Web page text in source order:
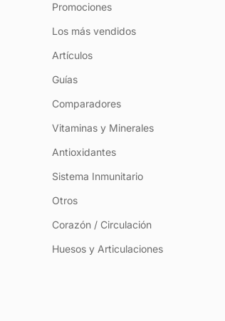
Promociones
Los más vendidos
Artículos
Guías
Comparadores
Vitaminas y Minerales
Antioxidantes
Sistema Inmunitario
Otros
Corazón / Circulación
Huesos y Articulaciones